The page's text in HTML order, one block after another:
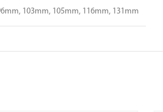
103mm, 105mm, 116mm, 131mm